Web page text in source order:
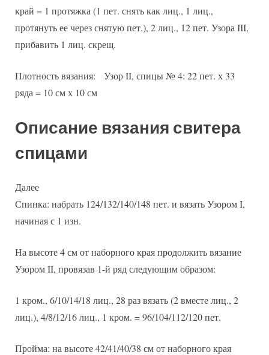
край = 1 протяжка (1 пет. снять как лиц., 1 лиц.,
протянуть ее через снятую пет.), 2 лиц., 12 пет. Узора III,
прибавить 1 лиц. скрещ.
Плотность вязания: Узор II, спицы № 4: 22 пет. х 33
ряда = 10 см х 10 см
Описание вязания свитера
спицами
Далее
Спинка: набрать 124/132/140/148 пет. и вязать Узором I,
начиная с 1 изн.
На высоте 4 см от наборного края продолжить вязание
Узором II, провязав 1-й ряд следующим образом:
1 кром., 6/10/14/18 лиц., 28 раз вязать (2 вместе лиц., 2
лиц.), 4/8/12/16 лиц., 1 кром. = 96/104/112/120 пет.
Пройма: на высоте 42/41/40/38 см от наборного края